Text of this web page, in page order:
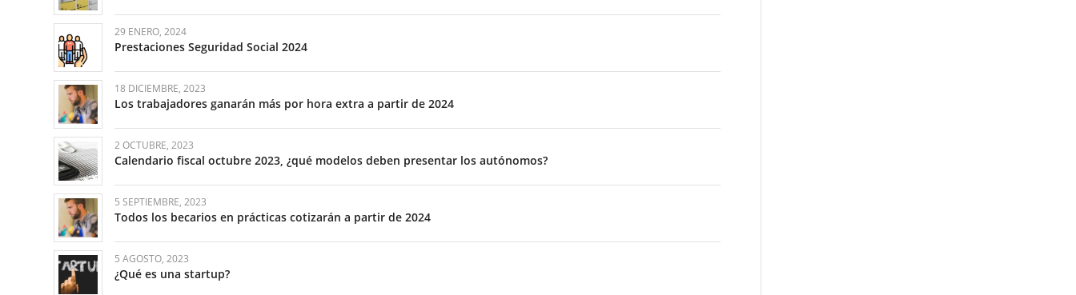
29 ENERO, 2024
Prestaciones Seguridad Social 2024
18 DICIEMBRE, 2023
Los trabajadores ganarán más por hora extra a partir de 2024
2 OCTUBRE, 2023
Calendario fiscal octubre 2023, ¿qué modelos deben presentar los autónomos?
5 SEPTIEMBRE, 2023
Todos los becarios en prácticas cotizarán a partir de 2024
5 AGOSTO, 2023
¿Qué es una startup?